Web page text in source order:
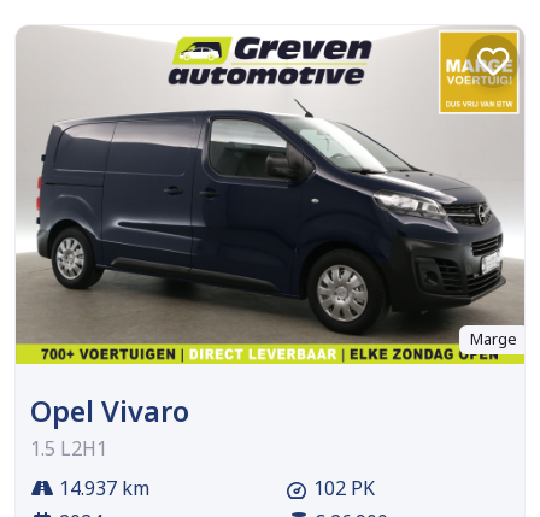
Marge
Opel Vivaro
1.5 L2H1
14.937 km
102 PK